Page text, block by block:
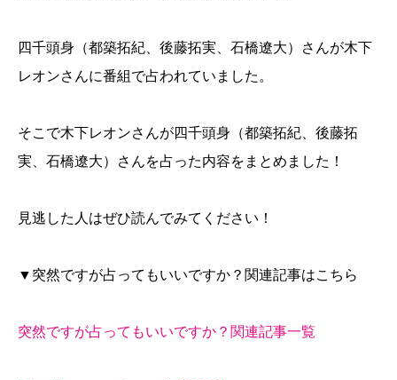
四千頭身（都築拓紀、後藤拓実、石橋遼大）さんが木下
レオンさんに番組で占われていました。
そこで木下レオンさんが四千頭身（都築拓紀、後藤拓
実、石橋遼大）さんを占った内容をまとめました！
見逃した人はぜひ読んでみてください！
▼突然ですが占ってもいいですか？関連記事はこちら
突然ですが占ってもいいですか？関連記事一覧